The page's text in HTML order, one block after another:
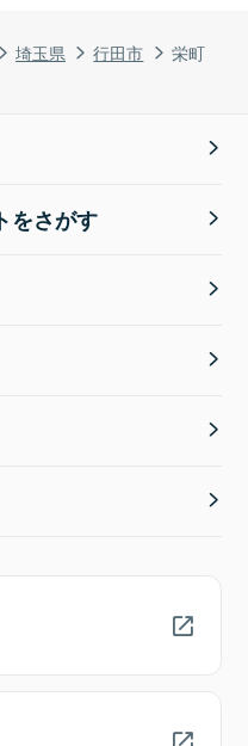
埼玉県 行田市 栄町
をさがす